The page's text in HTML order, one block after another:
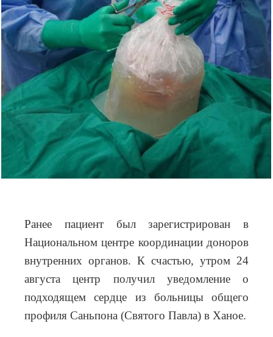
Ранее пациент был зарегистрирован в
Национальном центре координации доноров
внутренних органов. К счастью, утром 24
августа центр получил уведомление о
подходящем сердце из больницы общего
профиля Саньпона (Святого Павла) в Ханое.